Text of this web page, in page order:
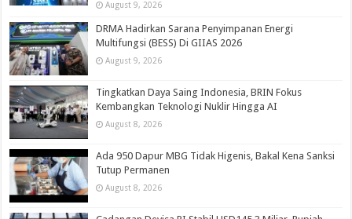
August 9, 2026
DRMA Hadirkan Sarana Penyimpanan Energi
Multifungsi (BESS) Di GIIAS 2026
August 9, 2026
Tingkatkan Daya Saing Indonesia, BRIN Fokus
Kembangkan Teknologi Nuklir Hingga AI
August 8, 2026
Ada 950 Dapur MBG Tidak Higenis, Bakal Kena Sanksi
Tutup Permanen
August 8, 2026